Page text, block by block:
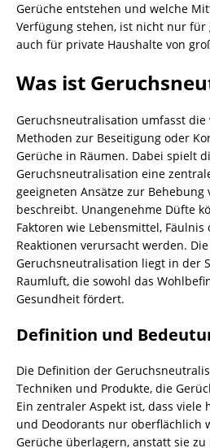
Gerüche entstehen und welche
Verfügung stehen, ist nicht nur für
auch für private Haushalte von
Was ist
Geruchsneutralisation umfasst die
Methoden zur Beseitigung oder
Gerüche in Räumen. Dabei spielt
Geruchsneutralisation eine
geeigneten Ansätze zur
beschreibt. Unangenehme Düfte
Faktoren wie Lebensmittel, Fäulnis
Reaktionen verursacht werden.
Geruchsneutralisation liegt in der
Raumluft, die sowohl das
Gesundheit fördert.
Definition und
Die Definition der
Techniken und Produkte, die
Ein zentraler Aspekt ist, dass viele
und Deodorants nur oberflächlich
Gerüche überlagern, anstatt sie